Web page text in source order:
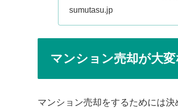
sumutasu.jp
マンション売却が大
マンション売却をするためには